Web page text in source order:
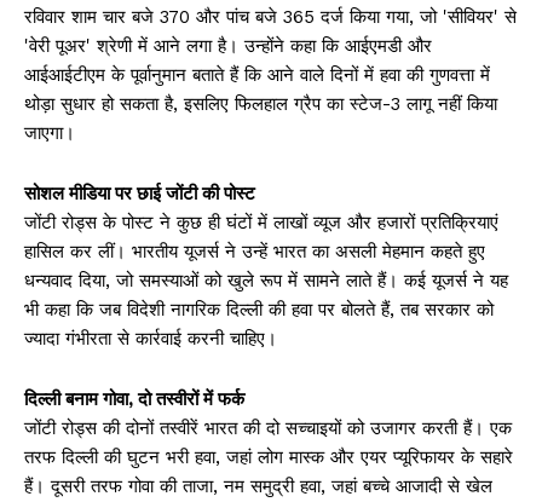
रविवार शाम चार बजे 370 और पांच बजे 365 दर्ज किया गया, जो 'सीवियर' से
'वेरी पूअर' श्रेणी में आने लगा है। उन्होंने कहा कि आईएमडी और
आईआईटीएम के पूर्वानुमान बताते हैं कि आने वाले दिनों में हवा की गुणवत्ता में
थोड़ा सुधार हो सकता है, इसलिए फिलहाल ग्रैप का स्टेज-3 लागू नहीं किया
जाएगा।
सोशल मीडिया पर छाई जोंटी की पोस्ट
जोंटी रोड्स के पोस्ट ने कुछ ही घंटों में लाखों व्यूज और हजारों प्रतिक्रियाएं
हासिल कर लीं। भारतीय यूजर्स ने उन्हें भारत का असली मेहमान कहते हुए
धन्यवाद दिया, जो समस्याओं को खुले रूप में सामने लाते हैं। कई यूजर्स ने यह
भी कहा कि जब विदेशी नागरिक दिल्ली की हवा पर बोलते हैं, तब सरकार को
ज्यादा गंभीरता से कार्रवाई करनी चाहिए।
दिल्ली बनाम गोवा, दो तस्वीरों में फर्क
जोंटी रोड्स की दोनों तस्वीरें भारत की दो सच्चाइयों को उजागर करती हैं। एक
तरफ दिल्ली की घुटन भरी हवा, जहां लोग मास्क और एयर प्यूरिफायर के सहारे
हैं। दूसरी तरफ गोवा की ताजा, नम समुद्री हवा, जहां बच्चे आजादी से खेल